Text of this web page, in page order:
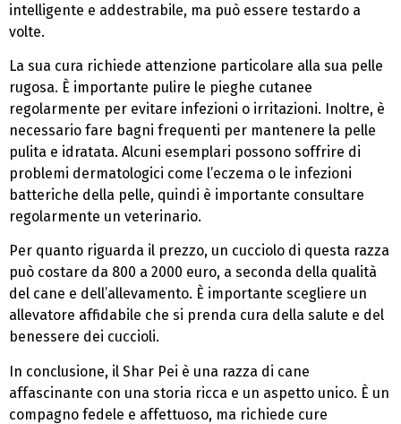
intelligente e addestrabile, ma può essere testardo a
volte.
La sua cura richiede attenzione particolare alla sua pelle
rugosa. È importante pulire le pieghe cutanee
regolarmente per evitare infezioni o irritazioni. Inoltre, è
necessario fare bagni frequenti per mantenere la pelle
pulita e idratata. Alcuni esemplari possono soffrire di
problemi dermatologici come l’eczema o le infezioni
batteriche della pelle, quindi è importante consultare
regolarmente un veterinario.
Per quanto riguarda il prezzo, un cucciolo di questa razza
può costare da 800 a 2000 euro, a seconda della qualità
del cane e dell’allevamento. È importante scegliere un
allevatore affidabile che si prenda cura della salute e del
benessere dei cuccioli.
In conclusione, il Shar Pei è una razza di cane
affascinante con una storia ricca e un aspetto unico. È un
compagno fedele e affettuoso, ma richiede cure